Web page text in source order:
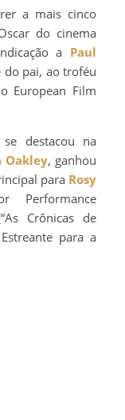
a mais cinco
do cinema
a Paul
do pai, ao troféu
European Film
destacou na
Oakley, ganhou
para Rosy
Performance
Crônicas de
para a